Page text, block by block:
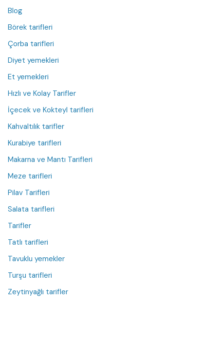
Blog
Börek tarifleri
Çorba tarifleri
Diyet yemekleri
Et yemekleri
Hızlı ve Kolay Tarifler
İçecek ve Kokteyl tarifleri
Kahvaltılık tarifler
Kurabiye tarifleri
Makarna ve Mantı Tarifleri
Meze tarifleri
Pilav Tarifleri
Salata tarifleri
Tarifler
Tatlı tarifleri
Tavuklu yemekler
Turşu tarifleri
Zeytinyağlı tarifler